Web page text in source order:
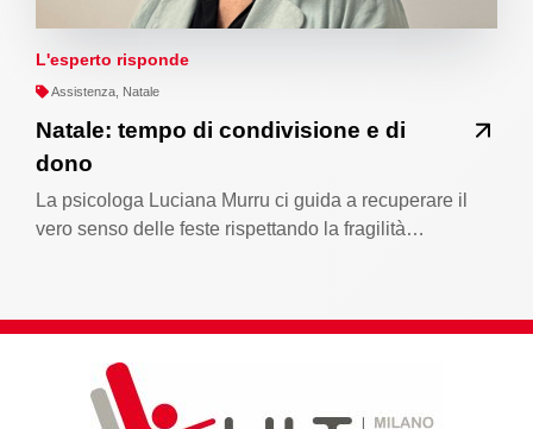
L'esperto risponde
Assistenza, Natale
Natale: tempo di condivisione e di
dono
La psicologa Luciana Murru ci guida a recuperare il
vero senso delle feste rispettando la fragilità…